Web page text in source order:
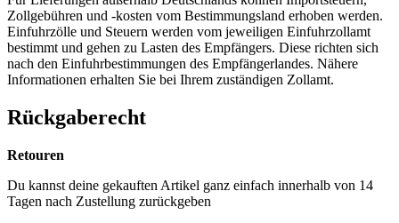
Zollgebühren und -kosten vom Bestimmungsland erhoben werden.
Einfuhrzölle und Steuern werden vom jeweiligen Einfuhrzollamt
bestimmt und gehen zu Lasten des Empfängers. Diese richten sich
nach den Einfuhrbestimmungen des Empfängerlandes. Nähere
Informationen erhalten Sie bei Ihrem zuständigen Zollamt.
Rückgaberecht
Retouren
Du kannst deine gekauften Artikel ganz einfach innerhalb von 14
Tagen nach Zustellung zurückgeben